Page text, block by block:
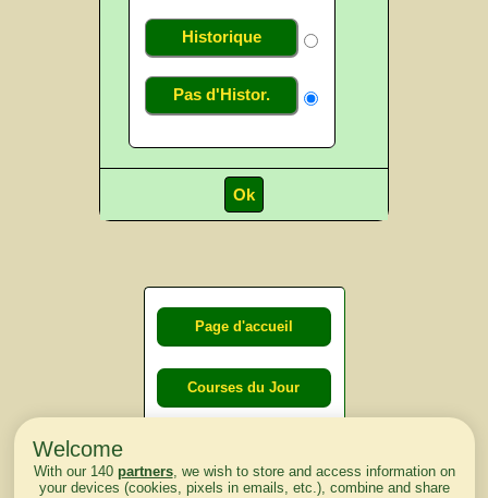
Historique
Pas d'Histor.
Page d'accueil
Courses du Jour
lendemain
Welcome
With our 140 partners, we wish to store and access information on
your devices (cookies, pixels in emails, etc.), combine and share